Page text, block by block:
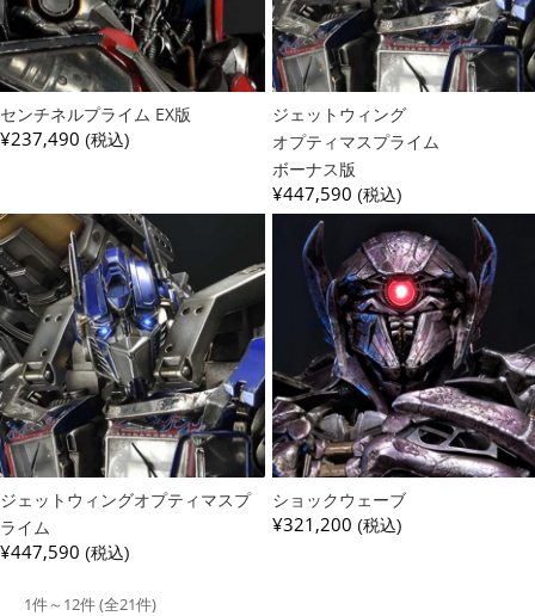
センチネルプライム EX版
¥237,490 (税込)
ジェットウィング
オプティマスプライム
ボーナス版
¥447,590 (税込)
ジェットウィングオプティマスプ
ライム
¥447,590 (税込)
ショックウェーブ
¥321,200 (税込)
1件～12件 (全21件)